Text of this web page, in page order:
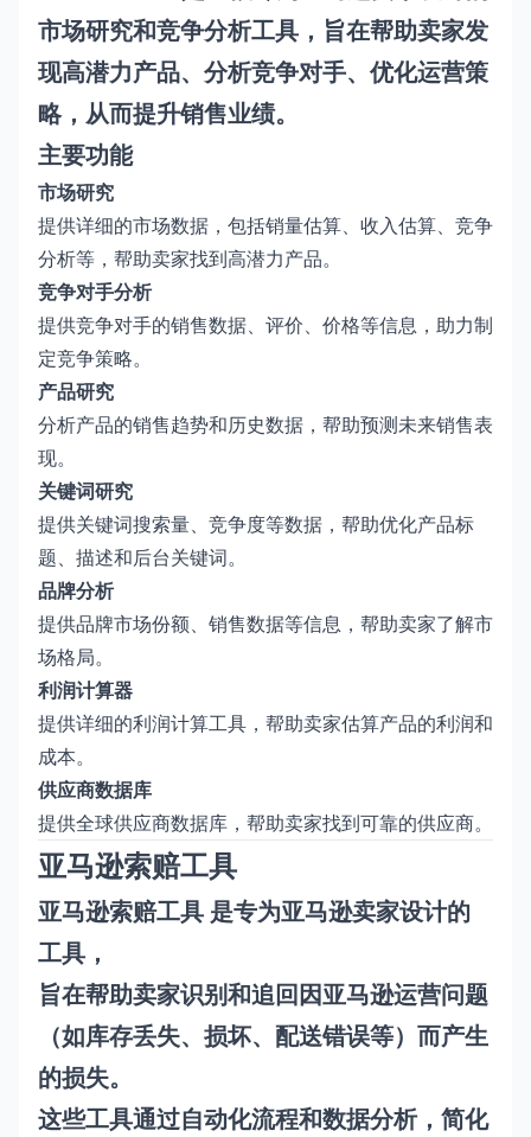
市场研究和竞争分析工具，旨在帮助卖家发
现高潜力产品、分析竞争对手、优化运营策
略，从而提升销售业绩。
主要功能
市场研究
提供详细的市场数据，包括销量估算、收入估算、竞争
分析等，帮助卖家找到高潜力产品。
竞争对手分析
提供竞争对手的销售数据、评价、价格等信息，助力制
定竞争策略。
产品研究
分析产品的销售趋势和历史数据，帮助预测未来销售表
现。
关键词研究
提供关键词搜索量、竞争度等数据，帮助优化产品标
题、描述和后台关键词。
品牌分析
提供品牌市场份额、销售数据等信息，帮助卖家了解市
场格局。
利润计算器
提供详细的利润计算工具，帮助卖家估算产品的利润和
成本。
供应商数据库
提供全球供应商数据库，帮助卖家找到可靠的供应商。
亚马逊索赔工具
亚马逊索赔工具 是专为亚马逊卖家设计的
工具，
旨在帮助卖家识别和追回因亚马逊运营问题
（如库存丢失、损坏、配送错误等）而产生
的损失。
这些工具通过自动化流程和数据分析，简化